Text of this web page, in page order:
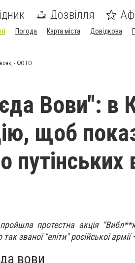
Дозвілля
Погода Карта міста Довідкова
- ФОТО
Вови": в
щоб
путінських
пройшла протестна акція
званої "еліти" російської армії
вови